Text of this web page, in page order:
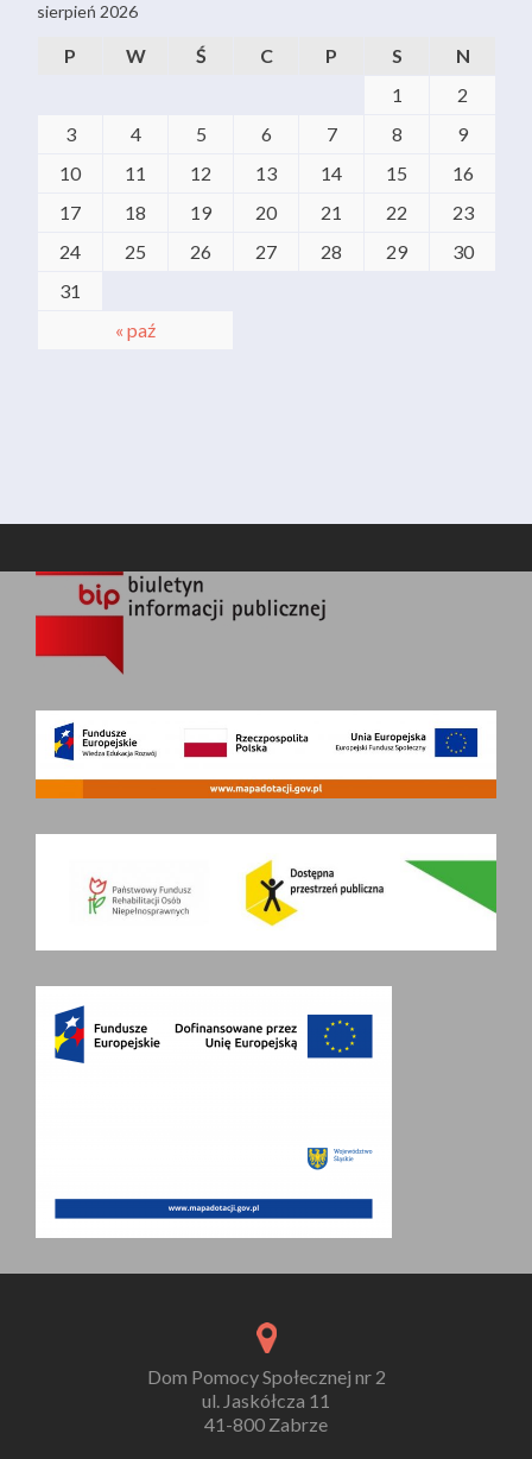
sierpień 2026
P W Ś C P S N
« paź
1
2
3
4 5 6 7 8
9
10
11 12 13 14 15
16
17
18 19 20 21 22
23
24
25 26 27 28 29
30
31
Dom Pomocy Społecznej nr 2
ul. Jaskółcza 11
41-800 Zabrze